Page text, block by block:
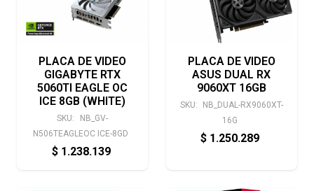
PLACA DE VIDEO
GIGABYTE RTX
5060TI EAGLE OC
ICE 8GB (WHITE)
SKU:
NB_GV-
N506TEAGLEOC ICE-8GD
$ 1.238.139
PLACA DE VIDEO
ASUS DUAL RX
9060XT 16GB
SKU:
NB_DUAL-RX9060XT-
16G
$ 1.250.289